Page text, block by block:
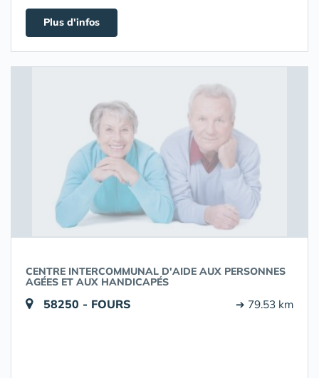
Plus d'infos
CENTRE INTERCOMMUNAL D'AIDE AUX PERSONNES
AGÉES ET AUX HANDICAPÉS
58250 - FOURS ➔ 79.53 km